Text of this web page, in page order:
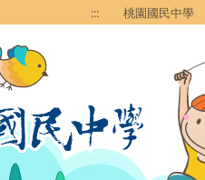
::: 桃園國民中學